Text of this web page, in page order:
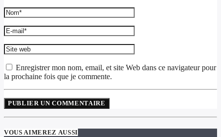
Enregistrer mon nom, email, et site Web dans ce navigateur pour
la prochaine fois que je commente.
VOUS AIMEREZ AUSSI